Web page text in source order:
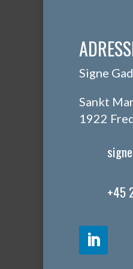
Signe Gad
Sankt
1922
+45